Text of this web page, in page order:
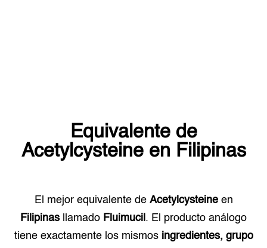
Equivalente de
Acetylcysteineen Filipinas
El mejor equivalente de Acetylcysteineen
Filipinas llamado Fluimucil . El producto análogo
tiene exactamente los mismos ingredientes, grupo